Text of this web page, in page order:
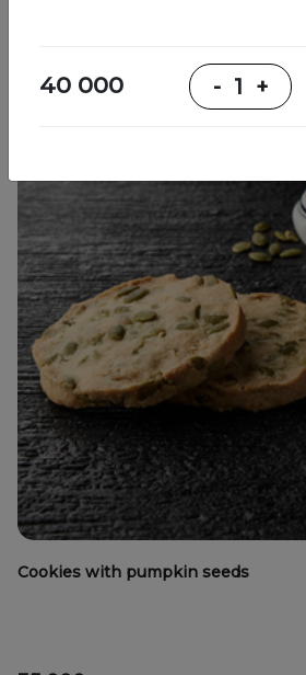
Cookies with pumpkin seeds
40 000 - 1 +